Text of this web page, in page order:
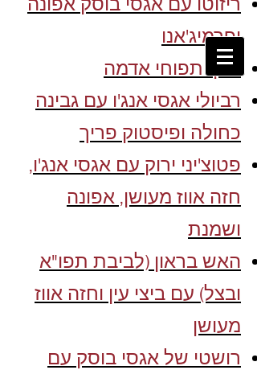
ריזוטו עם אגסי בוסק אפונה
ופרמיג'אנו
ניוקי תפוחי אדמה
רביולי אגסי אנג'ו עם גבינה
כחולה ופיסטוק פריך
פטוצ'יני ירוק עם אגסי אנג'ו,
חזה אווז מעושן, אפונה
ושמנת
האש בראון (לביבת תפו"א
ובצל) עם ביצי עין וחזה אווז
מעושן
רושטי של אגסי בוסק עם